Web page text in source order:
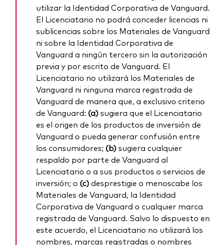
utilizar la Identidad Corporativa de Vanguard.
El Licenciatario no podrá conceder licencias ni
sublicencias sobre los Materiales de Vanguard
ni sobre la Identidad Corporativa de
Vanguard a ningún tercero sin la autorización
previa y por escrito de Vanguard. El
Licenciatario no utilizará los Materiales de
Vanguard ni ninguna marca registrada de
Vanguard de manera que, a exclusivo criterio
de Vanguard: (a)sugiera que el Licenciatario
es el origen de los productos de inversión de
Vanguard o pueda generar confusión entre
los consumidores; (b)sugiera cualquier
respaldo por parte de Vanguard al
Licenciatario o a sus productos o servicios de
inversión; o (c)desprestigie o menoscabe los
Materiales de Vanguard, la Identidad
Corporativa de Vanguard o cualquier marca
registrada de Vanguard. Salvo lo dispuesto en
este acuerdo, el Licenciatario no utilizará los
nombres, marcas registradas o nombres